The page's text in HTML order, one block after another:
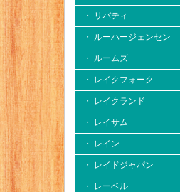
・ リバティ
・ ルーハージェンセン
・ ルームズ
・ レイクフォーク
・ レイクランド
・ レイサム
・ レイン
・ レイドジャパン
・ レーベル